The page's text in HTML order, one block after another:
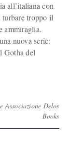
all’italiana con
troppo il
ammiraglia.
nuova serie:
Gotha del
Delos
Books